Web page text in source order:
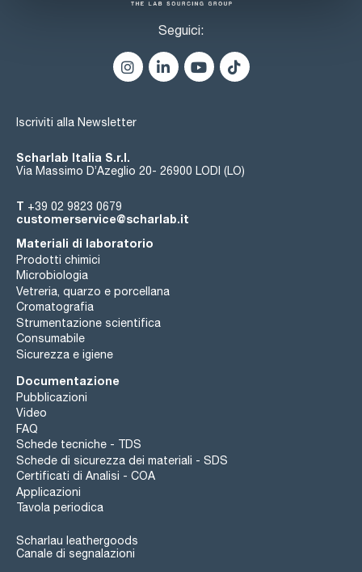
Seguici:
Iscriviti alla Newsletter
Scharlab Italia S.r.l.
Via Massimo D’Azeglio 20- 26900 LODI (LO)
T +39 02 9823 0679
customerservice@scharlab.it
Materiali di laboratorio
Prodotti chimici
Microbiologia
Vetreria, quarzo e porcellana
Cromatografia
Strumentazione scientifica
Consumabile
Sicurezza e igiene
Documentazione
Pubblicazioni
Video
FAQ
Schede tecniche - TDS
Schede di sicurezza dei materiali - SDS
Certificati di Analisi - COA
Applicazioni
Tavola periodica
Scharlau leathergoods
Canale di segnalazioni